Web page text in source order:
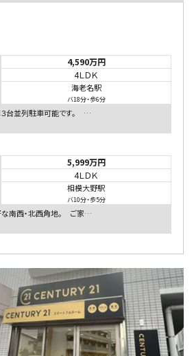
4,590万円
4ＬＤＫ
海老名駅
バ18分・歩6分
台並列駐車可能です。 …
5,999万円
4ＬＤＫ
相模大野駅
バ10分・歩5分
南西・北西角地。 ご家…
4ＬＤＫ
相模大野駅
バ9分・歩4分
ス施工住宅です。 南東…